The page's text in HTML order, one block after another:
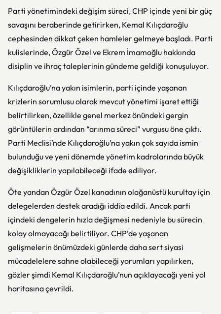
Parti yönetimindeki değişim süreci, CHP içinde yeni bir güç
savaşını beraberinde getirirken, Kemal Kılıçdaroğlu
cephesinden dikkat çeken hamleler gelmeye başladı. Parti
kulislerinde, Özgür Özel ve Ekrem İmamoğlu hakkında
disiplin ve ihraç taleplerinin gündeme geldiği konuşuluyor.
Kılıçdaroğlu’na yakın isimlerin, parti içinde yaşanan
krizlerin sorumlusu olarak mevcut yönetimi işaret ettiği
belirtilirken, özellikle genel merkez önündeki gergin
görüntülerin ardından “arınma süreci” vurgusu öne çıktı.
Parti Meclisi’nde Kılıçdaroğlu’na yakın çok sayıda ismin
bulunduğu ve yeni dönemde yönetim kadrolarında büyük
değişikliklerin yapılabileceği ifade ediliyor.
Öte yandan Özgür Özel kanadının olağanüstü kurultay için
delegelerden destek aradığı iddia edildi. Ancak parti
içindeki dengelerin hızla değişmesi nedeniyle bu sürecin
kolay olmayacağı belirtiliyor. CHP’de yaşanan
gelişmelerin önümüzdeki günlerde daha sert siyasi
mücadelelere sahne olabileceği yorumları yapılırken,
gözler şimdi Kemal Kılıçdaroğlu’nun açıklayacağı yeni yol
haritasına çevrildi.